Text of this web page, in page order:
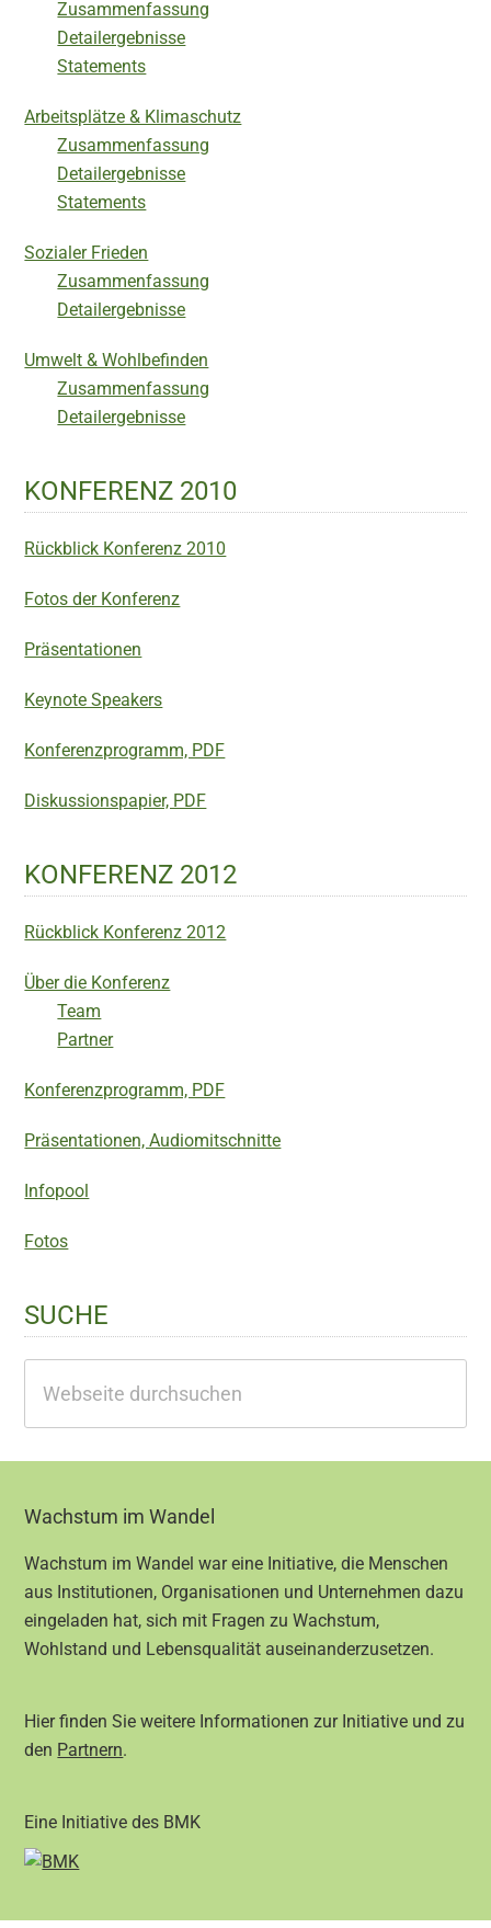
Zusammenfassung
Detailergebnisse
Statements
Arbeitsplätze & Klimaschutz
Zusammenfassung
Detailergebnisse
Statements
Sozialer Frieden
Zusammenfassung
Detailergebnisse
Umwelt & Wohlbefinden
Zusammenfassung
Detailergebnisse
KONFERENZ 2010
Rückblick Konferenz 2010
Fotos der Konferenz
Präsentationen
Keynote Speakers
Konferenzprogramm, PDF
Diskussionspapier, PDF
KONFERENZ 2012
Rückblick Konferenz 2012
Über die Konferenz
Team
Partner
Konferenzprogramm, PDF
Präsentationen, Audiomitschnitte
Infopool
Fotos
SUCHE
durchsuchen
Footer
Wachstum im Wandel
Wachstum im Wandel war eine Initiative, die Menschen
aus Institutionen, Organisationen und Unternehmen dazu
eingeladen hat, sich mit Fragen zu Wachstum,
Wohlstand und Lebensqualität auseinanderzusetzen.
Hier finden Sie weitere Informationen zur Initiative und zu
den Partnern.
Eine Initiative des BMK